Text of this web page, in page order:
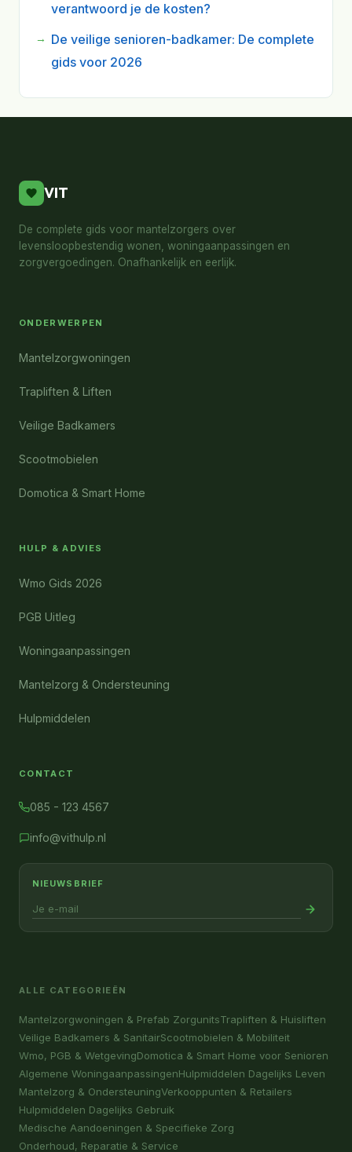
verantwoord je de kosten?
De veilige senioren-badkamer: De complete
gids voor 2026
VIT
De complete gids voor mantelzorgers over
levensloopbestendig wonen, woningaanpassingen en
zorgvergoedingen. Onafhankelijk en eerlijk.
ONDERWERPEN
Mantelzorgwoningen
Trapliften & Liften
Veilige Badkamers
Scootmobielen
Domotica & Smart Home
HULP & ADVIES
Wmo Gids 2026
PGB Uitleg
Woningaanpassingen
Mantelzorg & Ondersteuning
Hulpmiddelen
CONTACT
085 - 123 4567
info@vithulp.nl
NIEUWSBRIEF
ALLE CATEGORIEËN
Mantelzorgwoningen & Prefab ZorgunitsTrapliften & Huisliften
Veilige Badkamers & SanitairScootmobielen & Mobiliteit
Wmo, PGB & WetgevingDomotica & Smart Home voor Senioren
Algemene WoningaanpassingenHulpmiddelen Dagelijks Leven
Mantelzorg & OndersteuningVerkooppunten & Retailers
Hulpmiddelen Dagelijks Gebruik
Medische Aandoeningen & Specifieke Zorg
Onderhoud, Reparatie & Service